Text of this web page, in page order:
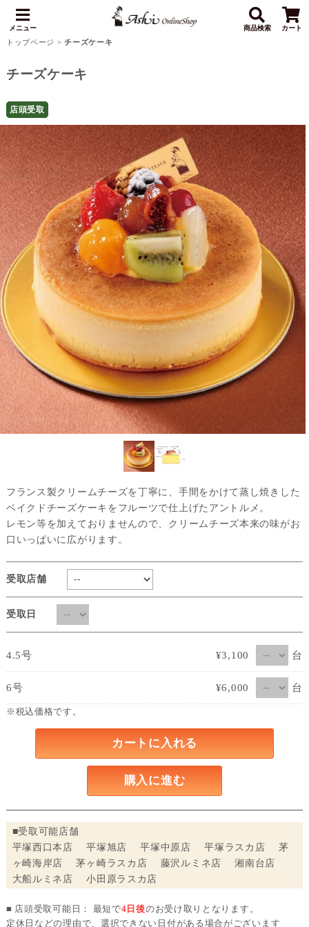
メニュー 商品検索 カート
トップページ >チーズケーキ
チーズケーキ
店頭受取
フランス製クリームチーズを丁寧に、手間をかけて蒸し焼きした
ベイクドチーズケーキをフルーツで仕上げたアントルメ。
レモン等を加えておりませんので、クリームチーズ本来の味がお
口いっぱいに広がります。
受取店舗
受取日
4.5号 ¥3,100 台
6号 ¥6,000 台
※税込価格です。
カートに入れる
購入に進む
■受取可能店舗
平塚西口本店 平塚旭店 平塚中原店 平塚ラスカ店 茅
ヶ崎海岸店 茅ヶ崎ラスカ店 藤沢ルミネ店 湘南台店
大船ルミネ店 小田原ラスカ店
■ 店頭受取可能日： 最短で4日後のお受け取りとなります。
定休日などの理由で、選択できない日付がある場合がございます